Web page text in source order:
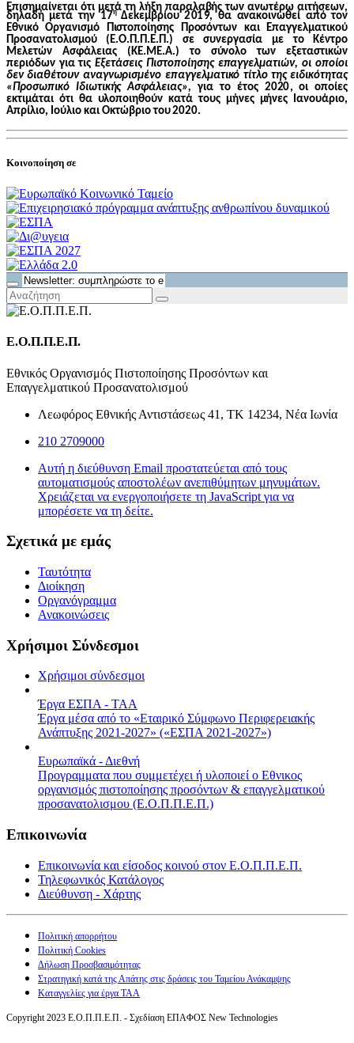
Επισημαίνεται ότι μετά τη λήξη παραλαβής τωνανωτέρωαιτήσεων,
δηλαδή μετά την17ηΔεκεμβρίου2019, θα ανακοινωθεί από τον
Εθνικό Οργανισμό Π ιστοποίησης Προσόντων και Επαγγελματικού
Προσανατολισμού (Ε.Ο. Π . Π . Ε. Π .) σε συνεργασία με το Κέντρο
Μελετών Ασφάλειας ( ΚΕ. Μ Ε.Α.) το σύνολο των εξεταστικών
περιόδων για τιςΕξετάσεις Πιστοποίησης επαγγελματιών,οι οποίοι
δεν διαθέτουν αναγνωρισμένο επαγγελματικό τίτλο της ειδικότητας
«Προσωπικό Ιδιωτικής Ασφάλειας»,για το έτος 2020,οιοποίες
εκτιμάται ότι θα υλοποιηθούν κατά τους μήνες μήνες Ιανουάριο,
Απρίλιο, ούλιο και Οκτώβριο του2020.
Κοινοποίηση σε
Ε.Ο.Π.Π.Ε.Π.
Εθνικός Οργανισμός Πιστοποίησης Προσόντων και
Επαγγελματικού Προσανατολισμού
Λεωφόρος Εθνικής Αντιστάσεως 41, ΤΚ 14234, Νέα Ιωνία
210 2709000
Αυτή η διεύθυνση Email προστατεύεται από τους
αυτοματισμούς αποστολέων ανεπιθύμητων μηνυμάτων.
Χρειάζεται να ενεργοποιήσετε τη JavaScript για να
μπορέσετε να τη δείτε.
Σχετικά με εμάς
Ταυτότητα
Διοίκηση
Οργανόγραμμα
Ανακοινώσεις
Χρήσιμοι Σύνδεσμοι
Χρήσιμοι σύνδεσμοι
Έργα ΕΣΠΑ - ΤΑΑ
Έργα μέσα από το «Εταιρικό Σύμφωνο Περιφερειακής
Ανάπτυξης 2021-2027» («ΕΣΠΑ 2021-2027»)
Ευρωπαϊκά - Διεθνή
Προγραμματα που συμμετέχει ή υλοποιεί ο Εθνικος
οργανισμός πιστοποίησης προσόντων & επαγγελματικού
προσανατολισμου (Ε.Ο.Π.Π.Ε.Π.)
Επικοινωνία
Επικοινωνία και είσοδος κοινού στον Ε.Ο.Π.Π.Ε.Π.
Τηλεφωνικός Κατάλογος
Διεύθυνση - Χάρτης
Πολιτική απορρήτου
Πολιτική Cookies
Δήλωση Προσβασιμότητας
Στρατηγική κατά της Απάτης στις δράσεις του Ταμείου Ανάκαμψης
Καταγγελίες για έργα ΤΑΑ
Copyright 2023 Ε.Ο.Π.Π.Ε.Π. - Σχεδίαση ΕΠΑΦΟΣ New Technologies